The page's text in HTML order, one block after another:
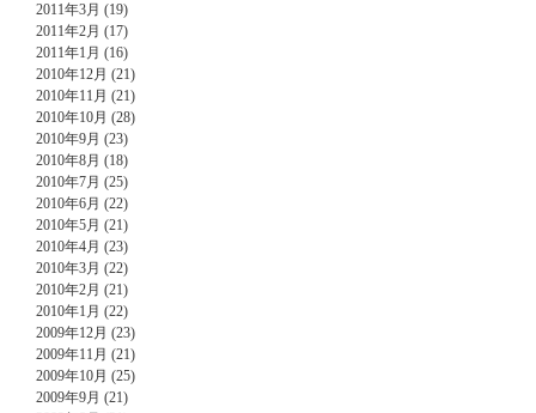
2011年3月 (19)
2011年2月 (17)
2011年1月 (16)
2010年12月 (21)
2010年11月 (21)
2010年10月 (28)
2010年9月 (23)
2010年8月 (18)
2010年7月 (25)
2010年6月 (22)
2010年5月 (21)
2010年4月 (23)
2010年3月 (22)
2010年2月 (21)
2010年1月 (22)
2009年12月 (23)
2009年11月 (21)
2009年10月 (25)
2009年9月 (21)